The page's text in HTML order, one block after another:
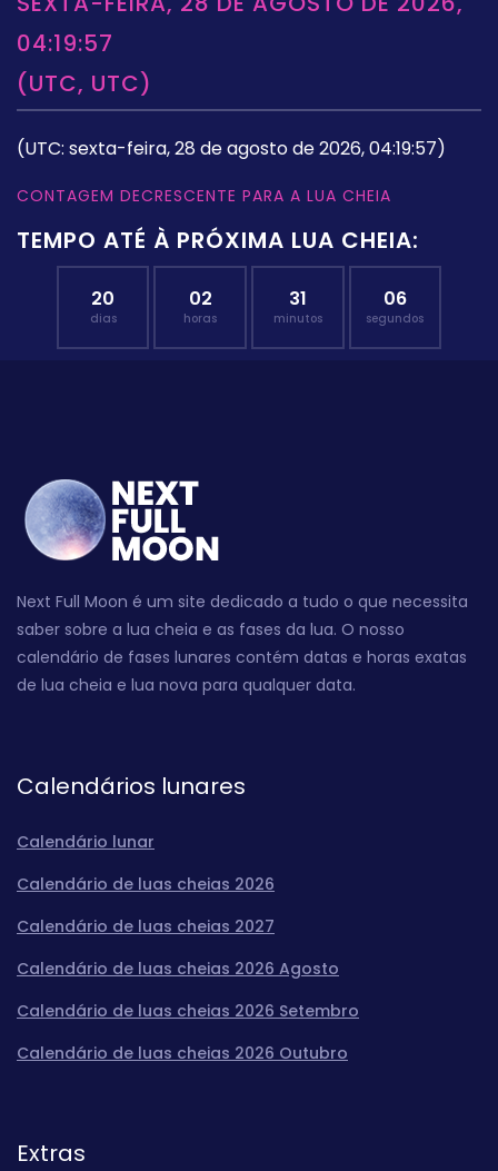
04:19:57
(UTC, UTC)
(UTC: sexta-feira, 28 de agosto de 2026, 04:19:57)
CONTAGEM DECRESCENTE PARA A LUA CHEIA
TEMPO ATÉ À PRÓXIMA LUA CHEIA:
20
dias
02
horas
31
minutos
06
segundos
Next Full Moon é um site dedicado a tudo o que necessita
saber sobre a lua cheia e as fases da lua. O nosso
calendário de fases lunares contém datas e horas exatas
de lua cheia e lua nova para qualquer data.
Calendários lunares
Calendário lunar
Calendário de luas cheias 2026
Calendário de luas cheias 2027
Calendário de luas cheias 2026 Agosto
Calendário de luas cheias 2026 Setembro
Calendário de luas cheias 2026 Outubro
Extras